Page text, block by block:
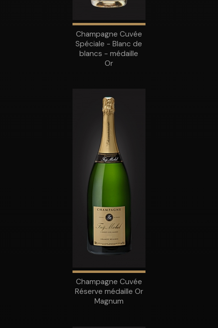
Champagne Cuvée
Spéciale - Blanc de
blancs - médaille
Or
Champagne Cuvée
Réserve médaille Or
Magnum